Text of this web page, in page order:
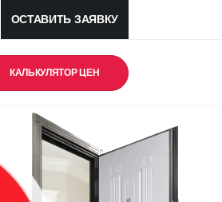
ОСТАВИТЬ ЗАЯВКУ
КАЛЬКУЛЯТОР ЦЕН